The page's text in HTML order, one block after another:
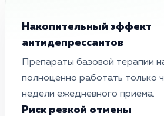
Накопительный эффект
антидепрессантов
Препараты базовой терапии
полноценно работать только
недели ежедневного приема.
Риск резкой отмены